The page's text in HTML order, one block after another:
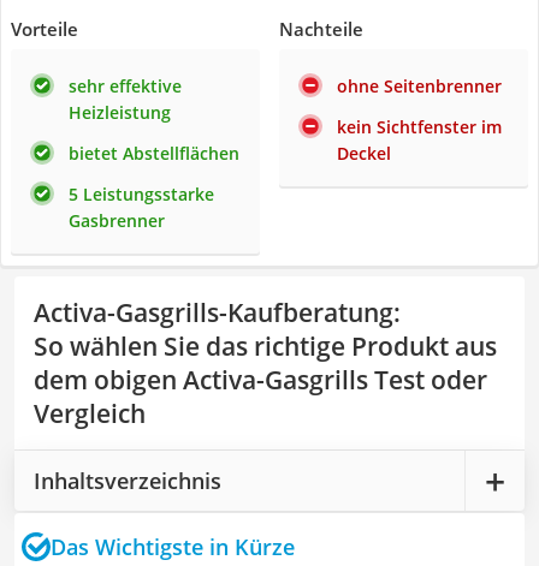
Vorteile
sehr effektive
Heizleistung
bietet Abstellflächen
5 Leistungsstarke
Gasbrenner
Nachteile
ohne Seitenbrenner
kein Sichtfenster im
Deckel
Activa-Gasgrills-Kaufberatung:
So wählen Sie das richtige Produkt aus
dem obigen Activa-Gasgrills Test oder
Vergleich
Inhaltsverzeichnis
Das Wichtigste in Kürze